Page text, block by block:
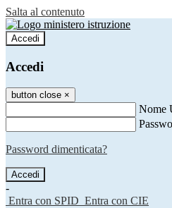
Salta al contenuto
Accedi
Accedi
button close ×
Nome
Password dimenticata?
-
Entra con SPID Entra con CIE